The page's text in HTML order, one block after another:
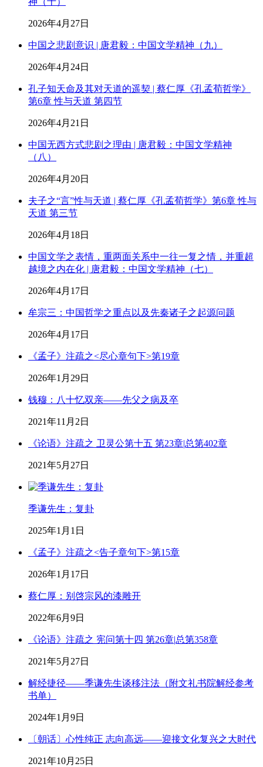
2026年4月27日
中国之悲剧意识 | 唐君毅：中国文学精神（九）
2026年4月24日
孔子知天命及其对天道的遥契 | 蔡仁厚《孔孟荀哲学》
第6章 性与天道 第四节
2026年4月21日
中国无西方式悲剧之理由 | 唐君毅：中国文学精神
（八）
2026年4月20日
夫子之“言”性与天道 | 蔡仁厚《孔孟荀哲学》第6章 性与
天道 第三节
2026年4月18日
中国文学之表情，重两面关系中一往一复之情，并重超
越境之内在化 | 唐君毅：中国文学精神（七）
2026年4月17日
牟宗三：中国哲学之重点以及先秦诸子之起源问题
2026年4月17日
《孟子》注疏之<尽心章句下>第19章
2026年1月29日
钱穆：八十忆双亲——先父之病及卒
2021年11月2日
《论语》注疏之 卫灵公第十五 第23章|总第402章
2021年5月27日
季谦先生：复卦
2025年1月1日
《孟子》注疏之<告子章句下>第15章
2026年1月17日
蔡仁厚：别啓宗风的漆雕开
2022年6月9日
《论语》注疏之 宪问第十四 第26章|总第358章
2021年5月27日
解经捷径——季谦先生谈移注法（附文礼书院解经参考
书单）
2024年1月9日
〔朝话〕心性纯正 志向高远——迎接文化复兴之大时代
2021年10月25日